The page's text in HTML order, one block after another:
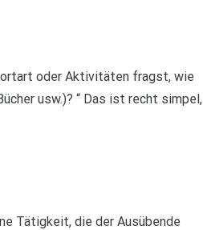
oder Aktivitäten fragst, wie
usw.)? “ Das ist recht simpel,
Tätigkeit, die der Ausübende